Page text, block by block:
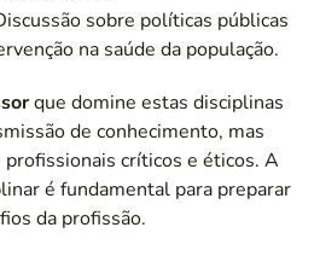
sobre políticas públicas
na saúde da população.
que domine estas disciplinas
de conhecimento, mas
críticos e éticos. A
é fundamental para preparar
da profissão.